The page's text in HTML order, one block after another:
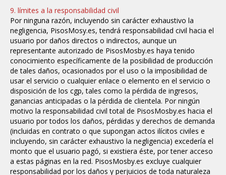
9. límites a la responsabilidad civil
Por ninguna razón, incluyendo sin carácter exhaustivo la
negligencia, PisosMosy.es, tendrá responsabilidad civil hacia el
usuario por daños directos o indirectos, aunque un
representante autorizado de PisosMosby.es haya tenido
conocimiento específicamente de la posibilidad de producción
de tales daños, ocasionados por el uso o la imposibilidad de
usar el servicio o cualquier enlace o elemento en el servicio o
disposición de los cgp, tales como la pérdida de ingresos,
ganancias anticipadas o la pérdida de clientela. Por ningún
motivo la responsabilidad civil total de PisosMosby.es hacia el
usuario por todos los daños, pérdidas y derechos de demanda
(incluidas en contrato o que supongan actos ilícitos civiles e
incluyendo, sin carácter exhaustivo la negligencia) excedería el
monto que el usuario pagó, si existiera éste, por tener acceso
a estas páginas en la red. PisosMosby.es excluye cualquier
responsabilidad por los daños y perjuicios de toda naturaleza